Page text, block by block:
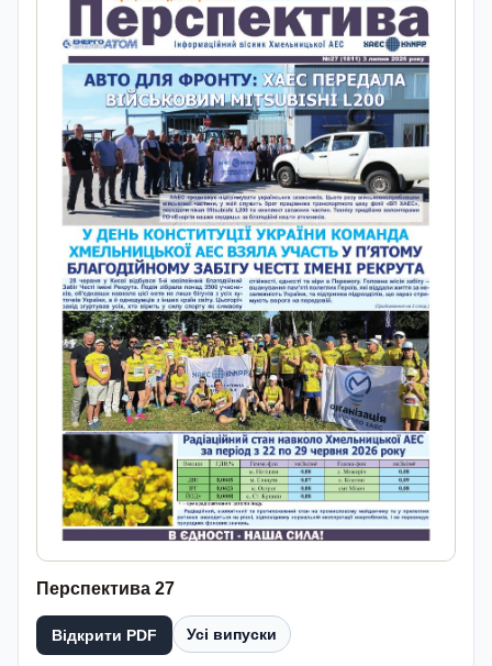
Перспектива 27
Відкрити PDF Усі випуски